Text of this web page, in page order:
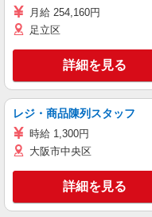
月給 254,160円
足立区
詳細を見る
レジ・商品陳列スタッフ
時給 1,300円
大阪市中央区
詳細を見る